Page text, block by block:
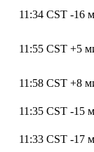
11:34 CST -16
11:55 CST +5
11:58 CST +8
11:35 CST -15
11:33 CST -17